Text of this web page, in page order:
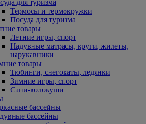
для туризма
Термосы и термокружки
Посуда для туризма
товары
Летние игры, спорт
Надувные матрасы, круги, жилеты,
нарукавники
товары
Тюбинги, снегокаты, ледянки
Зимние игры, спорт
Сани-волокуши
бассейны
бассейны